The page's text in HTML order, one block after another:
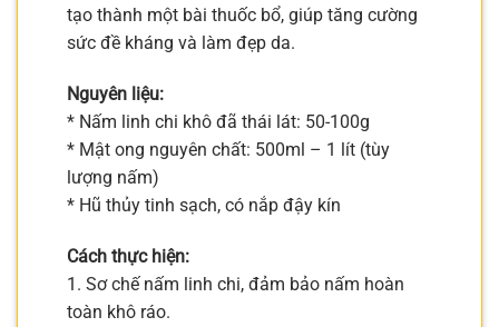
tạo thành một bài thuốc bổ, giúp tăng cường
sức đề kháng và làm đẹp da.
Nguyên liệu:
* Nấm linh chi khô đã thái lát: 50-100g
* Mật ong nguyên chất: 500ml – 1 lít (tùy
lượng nấm)
* Hũ thủy tinh sạch, có nắp đậy kín
Cách thực hiện:
1. Sơ chế nấm linh chi, đảm bảo nấm hoàn
toàn khô ráo.